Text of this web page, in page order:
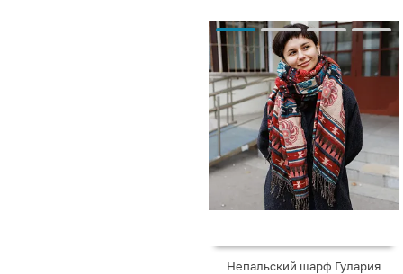
Непальский шарф Гулария